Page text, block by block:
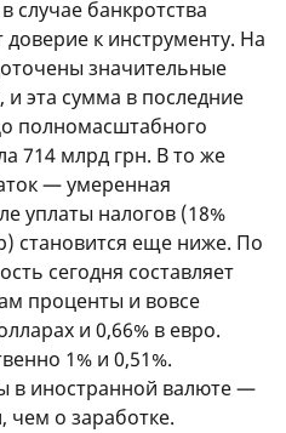
случае банкротства
к инструменту. На
значительные
и эта сумма в последние
полномасштабного
714 млрд грн. В то же
— умеренная
уплаты налогов (18%
становится еще ниже. По
сегодня составляет
проценты и вовсе
и 0,66% в евро.
1% и 0,51%.
в иностранной валюте —
чем о заработке.